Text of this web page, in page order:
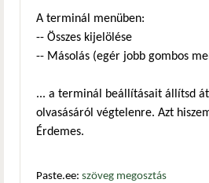
A terminál menüben:
-- Összes kijelölése
-- Másolás (egér jobb gombos
... a terminál beállításait állítsd
olvasásáról végtelenre. Azt
Érdemes.
Paste.ee: szöveg megosztás